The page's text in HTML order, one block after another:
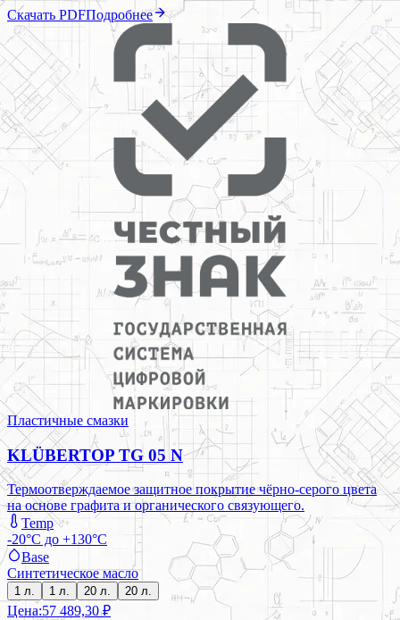
Скачать PDFПодробнее
Пластичные смазки
KLÜBERTOP TG 05 N
Термоотверждаемое защитное покрытие чёрно-серого цвета
на основе графита и органического связующего.
Temp
-20°C до +130°C
Base
Синтетическое масло
1 л. 1 л. 20 л. 20 л.
Цена:57 489,30 ₽